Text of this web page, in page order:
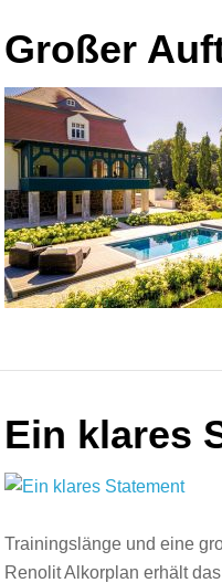
Großer
Ein klares
Trainingslänge und eine
Renolit Alkorplan erhält